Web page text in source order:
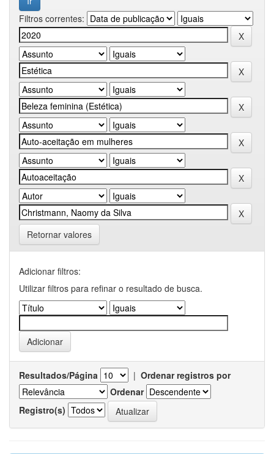
Filtros correntes:
Retornar valores
Adicionar filtros:
Utilizar filtros para refinar o resultado de busca.
Resultados/Página | Ordenar registros por
Ordenar
Registro(s)